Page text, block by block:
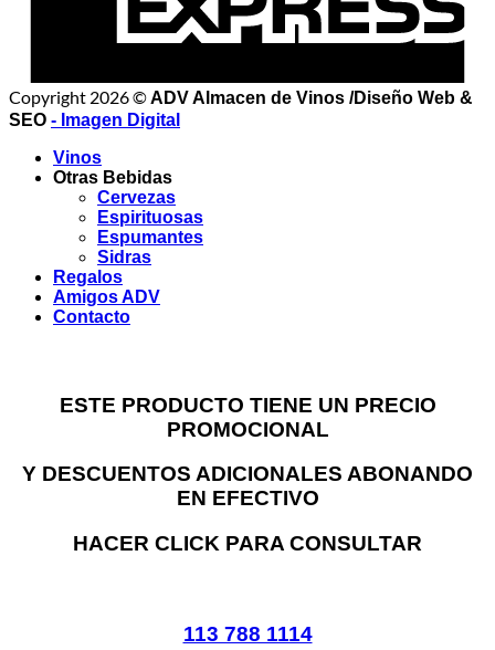
Copyright 2026 ©ADV Almacen de Vinos /Diseño Web &
SEO - Imagen Digital
Vinos
Otras Bebidas
Cervezas
Espirituosas
Espumantes
Sidras
Regalos
Amigos ADV
Contacto
ESTE PRODUCTO TIENE UN PRECIO
PROMOCIONAL
Y DESCUENTOS ADICIONALES ABONANDO
EN EFECTIVO
HACER CLICK PARA CONSULTAR
113 788 1114